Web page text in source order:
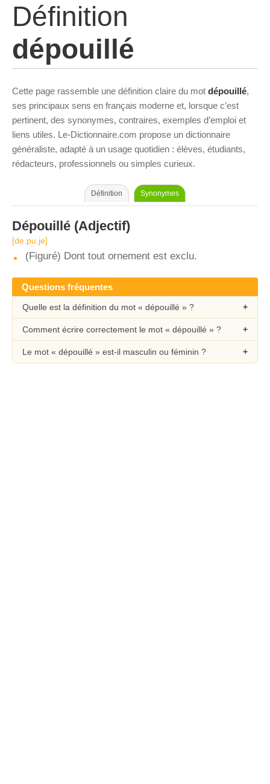
Définition
dépouillé
Cette page rassemble une définition claire du mot dépouillé,
ses principaux sens en français moderne et, lorsque c’est
pertinent, des synonymes, contraires, exemples d’emploi et
liens utiles. Le-Dictionnaire.com propose un dictionnaire
généraliste, adapté à un usage quotidien : élèves, étudiants,
rédacteurs, professionnels ou simples curieux.
Définition Synonymes
Dépouillé (Adjectif)
[de.pu.je]
(Figuré) Dont tout ornement est exclu.
Questions fréquentes
Quelle est la définition du mot « dépouillé » ?
Comment écrire correctement le mot « dépouillé » ?
Le mot « dépouillé » est-il masculin ou féminin ?